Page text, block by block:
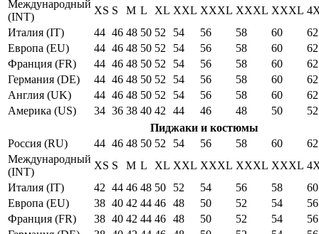
Международный
(INT)
XS S M L XL XXL XXXL XXXL XXXL
Италия (IT)
44 46 48 50 52 54 56 58 60
62
Европа (EU)
44 46 48 50 52 54 56 58 60
62
Франция (FR)
44 46 48 50 52 54 56 58 60
62
Германия (DE)
44 46 48 50 52 54 56 58 60
62
Англия (UK)
44 46 48 50 52 54 56 58 60
62
Америка (US)
34 36 38 40 42 44 46 48 50
52
Пиджаки и костюмы
Россия (RU)
44 46 48 50 52 54 56 58 60
62
Международный
(INT)
XS S M L XL XXL XXXL XXXL XXXL
Италия (IT)
42 44 46 48 50 52 54 56 58
60
Европа (EU)
38 40 42 44 46 48 50 52 54
56
Франция (FR)
38 40 42 44 46 48 50 52 54
56